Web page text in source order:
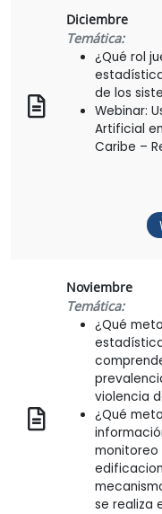
Diciembre
Temática:
¿Qué rol
de los
Webinar:
Artificial
Caribe –
Noviembre
Temática:
¿Qué
violencia
¿Qué
monitoreo
se realiza